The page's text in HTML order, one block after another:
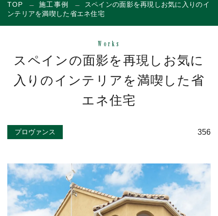
TOP 施工事例
スペインの面影を再現しお気に入りのイ
ンテリアを満喫した省エネ住宅
Works
スペインの面影を再現しお気に
入りのインテリアを満喫した省
エネ住宅
プロヴァンス 356